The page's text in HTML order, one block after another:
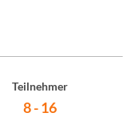
Teilnehmer
8 - 16